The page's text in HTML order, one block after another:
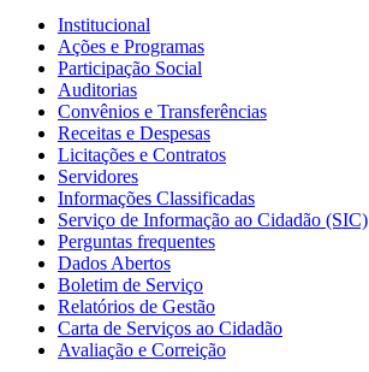
Institucional
Ações e Programas
Participação Social
Auditorias
Convênios e Transferências
Receitas e Despesas
Licitações e Contratos
Servidores
Informações Classificadas
Serviço de Informação ao Cidadão (SIC)
Perguntas frequentes
Dados Abertos
Boletim de Serviço
Relatórios de Gestão
Carta de Serviços ao Cidadão
Avaliação e Correição